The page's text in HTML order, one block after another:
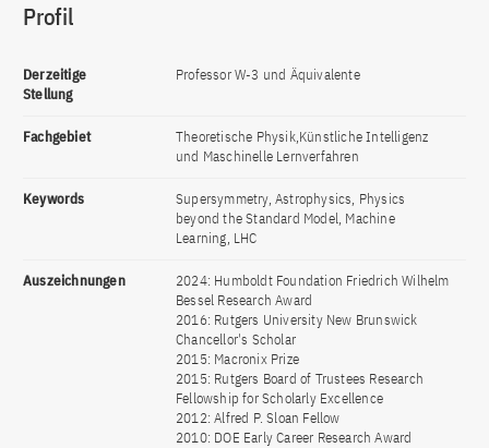
Profil
Derzeitige
Stellung
Professor W-3 und Äquivalente
Fachgebiet
Theoretische Physik,Künstliche Intelligenz
und Maschinelle Lernverfahren
Keywords
Supersymmetry, Astrophysics, Physics
beyond the Standard Model, Machine
Learning, LHC
Auszeichnungen
2024: Humboldt Foundation Friedrich Wilhelm
Bessel Research Award
2016: Rutgers University New Brunswick
Chancellor's Scholar
2015: Macronix Prize
2015: Rutgers Board of Trustees Research
Fellowship for Scholarly Excellence
2012: Alfred P. Sloan Fellow
2010: DOE Early Career Research Award